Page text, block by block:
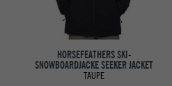
HORSEFEATHERS SKI-
SNOWBOARDJACKE SEEKER JACKET
TAUPE